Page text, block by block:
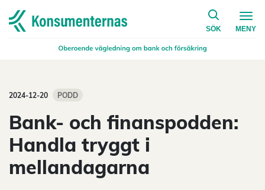
Navigera till startsidan
SÖK
på
MENY
2024-12-20 PODD
Bank- och finanspodden:
Handla tryggt i
mellandagarna